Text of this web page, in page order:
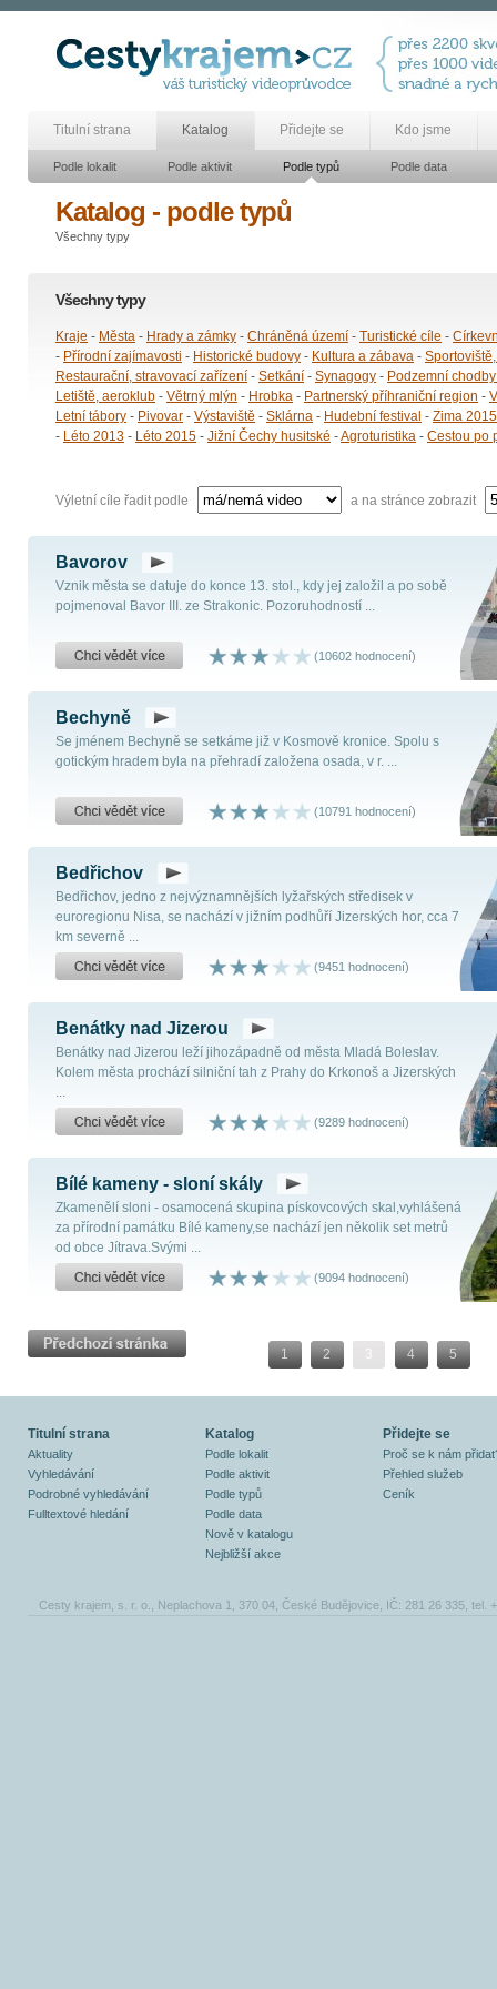
Titulní strana Katalog Přidejte se Kdo jsme
Podle lokalit Podle aktivit Podle typů Podle data
Katalog - podle typů
Všechny typy
Všechny typy
Kraje - Města - Hrady a zámky - Chráněná území - Turistické cíle -
- Přírodní zajímavosti - Historické budovy - Kultura a zábava -
Restaurační, stravovací zařízení - Setkání - Synagogy - Podzemní
Letiště, aeroklub - Větrný mlýn - Hrobka - Partnerský příhraniční region -
Letní tábory - Pivovar - Výstaviště - Sklárna - Hudební festival - Zima 2015
- Léto 2013 - Léto 2015 - Jižní Čechy husitské -Agroturistika - Cestou po
Výletní cíle řadit podle a na stránce zobrazit
Bavorov
Vznik města se datuje do konce 13. stol., kdy jej založil a po sobě
pojmenoval Bavor III. ze Strakonic. Pozoruhodností ...
(10602 hodnocení)
Bechyně
Se jménem Bechyně se setkáme již v Kosmově kronice. Spolu s
gotickým hradem byla na přehradí založena osada, v r. ...
(10791 hodnocení)
Bedřichov
Bedřichov, jedno z nejvýznamnějších lyžařských středisek v
euroregionu Nisa, se nachází v jižním podhůří Jizerských hor, cca 7
km severně ...
(9451 hodnocení)
Benátky nad Jizerou
Benátky nad Jizerou leží jihozápadně od města Mladá Boleslav.
Kolem města prochází silniční tah z Prahy do Krkonoš a Jizerských
...
(9289 hodnocení)
Bílé kameny - sloní skály
Zkamenělí sloni - osamocená skupina pískovcových skal,vyhlášená
za přírodní památku Bílé kameny,se nachází jen několik set metrů
od obce Jítrava.Svými ...
(9094 hodnocení)
1 2 3 4 5
Titulní strana
Aktuality
Vyhledávání
Podrobné vyhledávání
Fulltextové hledání
Katalog
Podle lokalit
Podle aktivit
Podle typů
Podle data
Nově v katalogu
Nejbližší akce
Přidejte se
Proč se k nám
Přehled služeb
Ceník
Cesty krajem, s. r. o., Neplachova 1, 370 04, České Budějovice, IČ: 281 26 335, tel.